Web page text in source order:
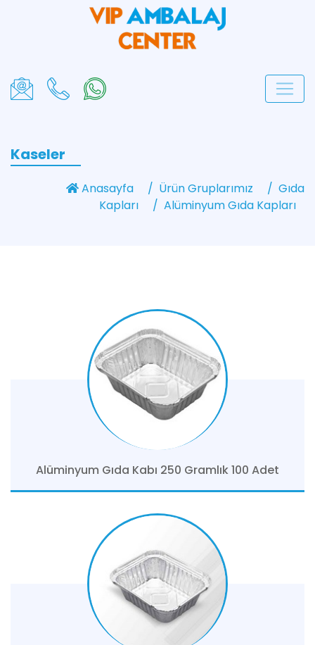
Kaseler
Anasayfa Ürün Gruplarımız
Gıda
Kapları
Alüminyum Gıda Kapları
Alüminyum Gıda Kabı 250 Gramlık 100 Adet